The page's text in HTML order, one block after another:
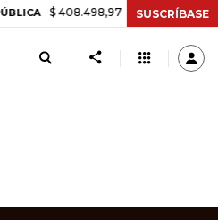
$ 408.498,97 +$ 8.753,81 +2,19%
SUSCRÍBASE